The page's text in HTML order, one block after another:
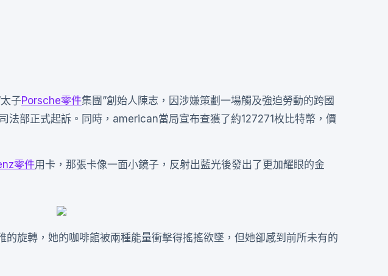
子Porsche零件集團”創始人陳志，因涉嫌策劃一場觸及強迫勞動的跨國
法部正式起訴。同時，american當局宣布查獲了約127271枚比特幣，價
零件用卡，那張卡像一面小鏡子，反射出藍光後發出了更加耀眼的金
旋轉，她的咖啡館被兩種能量衝擊得搖搖欲墜，但她卻感到前所未有的